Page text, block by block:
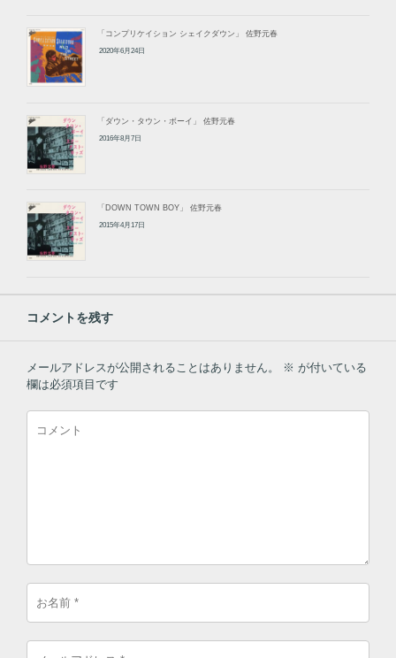
「コンプリケイション シェイクダウン」 佐野元春
2020年6月24日
「ダウン・タウン・ボーイ」 佐野元春
2016年8月7日
「DOWN TOWN BOY」 佐野元春
2015年4月17日
コメントを残す
メールアドレスが公開されることはありません。 ※ が付いている
欄は必須項目です